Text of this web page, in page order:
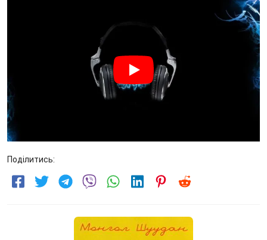
Поділитись: